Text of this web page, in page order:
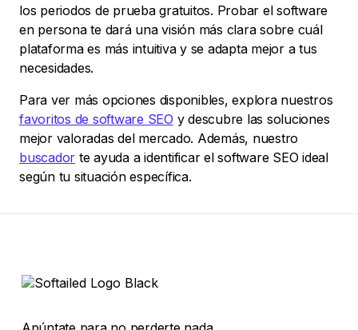
los periodos de prueba gratuitos. Probar el software
en persona te dará una visión más clara sobre cuál
plataforma es más intuitiva y se adapta mejor a tus
necesidades.
Para ver más opciones disponibles, explora nuestros
favoritos de software SEO y descubre las soluciones
mejor valoradas del mercado. Además, nuestro
buscador te ayuda a identificar el software SEO ideal
según tu situación específica.